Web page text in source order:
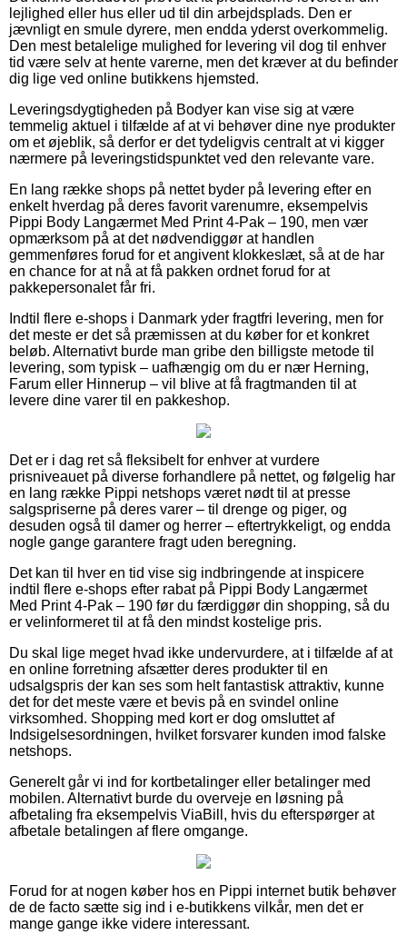
lejlighed eller hus eller ud til din arbejdsplads. Den er
jævnligt en smule dyrere, men endda yderst overkommelig.
Den mest betalelige mulighed for levering vil dog til enhver
tid være selv at hente varerne, men det kræver at du befinder
dig lige ved online butikkens hjemsted.
Leveringsdygtigheden på Bodyer kan vise sig at være
temmelig aktuel i tilfælde af at vi behøver dine nye produkter
om et øjeblik, så derfor er det tydeligvis centralt at vi kigger
nærmere på leveringstidspunktet ved den relevante vare.
En lang række shops på nettet byder på levering efter en
enkelt hverdag på deres favorit varenumre, eksempelvis
Pippi Body Langærmet Med Print 4-Pak – 190, men vær
opmærksom på at det nødvendiggør at handlen
gemmenføres forud for et angivent klokkeslæt, så at de har
en chance for at nå at få pakken ordnet forud for at
pakkepersonalet får fri.
Indtil flere e-shops i Danmark yder fragtfri levering, men for
det meste er det så præmissen at du køber for et konkret
beløb. Alternativt burde man gribe den billigste metode til
levering, som typisk – uafhængig om du er nær Herning,
Farum eller Hinnerup – vil blive at få fragtmanden til at
levere dine varer til en pakkeshop.
Det er i dag ret så fleksibelt for enhver at vurdere
prisniveauet på diverse forhandlere på nettet, og følgelig har
en lang række Pippi netshops været nødt til at presse
salgspriserne på deres varer – til drenge og piger, og
desuden også til damer og herrer – eftertrykkeligt, og endda
nogle gange garantere fragt uden beregning.
Det kan til hver en tid vise sig indbringende at inspicere
indtil flere e-shops efter rabat på Pippi Body Langærmet
Med Print 4-Pak – 190 før du færdiggør din shopping, så du
er velinformeret til at få den mindst kostelige pris.
Du skal lige meget hvad ikke undervurdere, at i tilfælde af at
en online forretning afsætter deres produkter til en
udsalgspris der kan ses som helt fantastisk attraktiv, kunne
det for det meste være et bevis på en svindel online
virksomhed. Shopping med kort er dog omsluttet af
Indsigelsesordningen, hvilket forsvarer kunden imod falske
netshops.
Generelt går vi ind for kortbetalinger eller betalinger med
mobilen. Alternativt burde du overveje en løsning på
afbetaling fra eksempelvis ViaBill, hvis du efterspørger at
afbetale betalingen af flere omgange.
Forud for at nogen køber hos en Pippi internet butik behøver
de de facto sætte sig ind i e-butikkens vilkår, men det er
mange gange ikke videre interessant.